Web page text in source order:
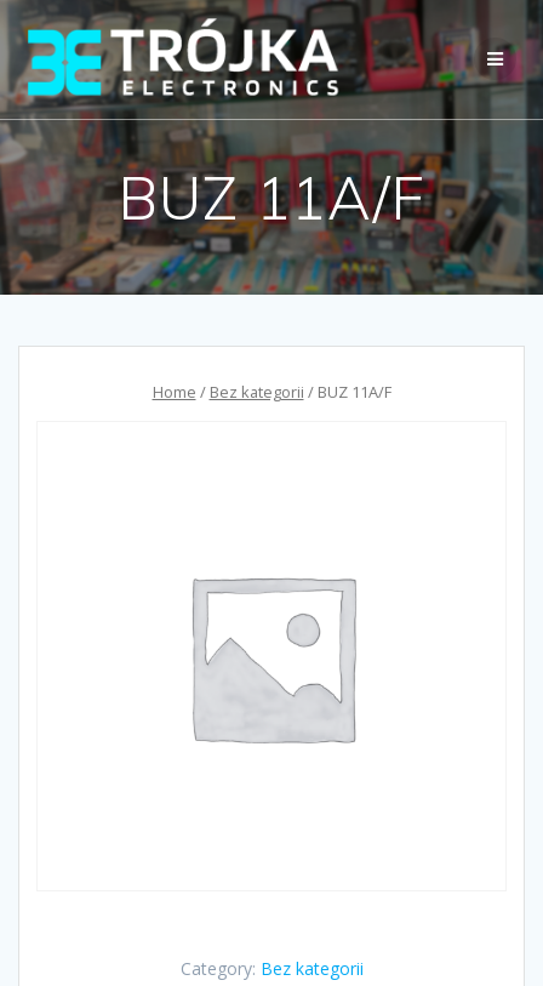
Przejdź
do
treści
BUZ 11A/F
Home / Bez kategorii / BUZ 11A/F
Category: Bez kategorii